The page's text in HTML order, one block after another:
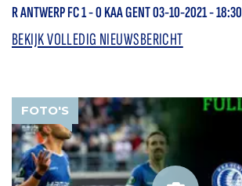
R ANTWERP FC 1 - 0 KAA GENT 03-10-2021 - 18:30
BEKIJK VOLLEDIG NIEUWSBERICHT
FOTO'S